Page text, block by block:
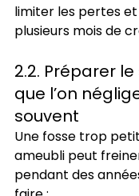
limiter les pertes
plusieurs mois de
2.2. Préparer le
que l’on
souvent
Une fosse trop
ameubli peut
pendant des